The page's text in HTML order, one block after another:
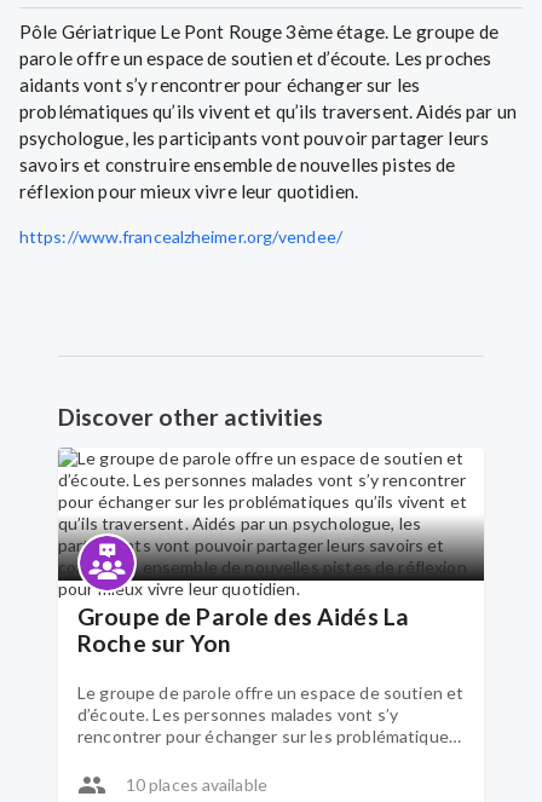
Pôle Gériatrique Le Pont Rouge 3ème étage. Le groupe de
parole offre un espace de soutien et d’écoute. Les proches
aidants vont s’y rencontrer pour échanger sur les
problématiques qu’ils vivent et qu’ils traversent. Aidés par un
psychologue, les participants vont pouvoir partager leurs
savoirs et construire ensemble de nouvelles pistes de
réflexion pour mieux vivre leur quotidien.
https://www.francealzheimer.org/vendee/
Discover other activities
Groupe de Parole des Aidés La
Roche sur Yon
Le groupe de parole offre un espace de soutien et
d’écoute. Les personnes malades vont s’y
rencontrer pour échanger sur les problématiques
psychologue, les participants vont pouvoir
10 places available